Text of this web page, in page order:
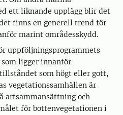
ett liknande upplägg blir det
finns en generell trend för
marint områdesskydd.
uppföljningsprogrammets
ligger innanför
som högt eller gott,
vegetationssamhällen är
artsammansättning och
för bottenvegetationen i